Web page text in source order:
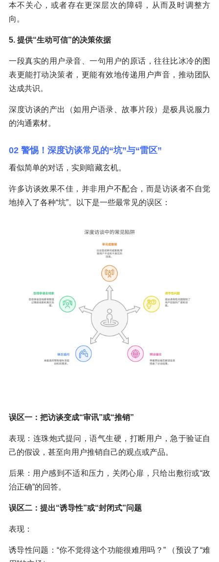
本不关心，或者存在更深层次的障碍，从而及时调整方
向。
5. 提供“生动可信”的决策依据
一段真实的用户录音、一句用户的原话，往往比冰冷的图
表更能打动决策者，更能有效地传递用户声音，推动团队
达成共识。
深度访谈的产出（如用户语录、故事片段）是极具说服力
的沟通素材。
02 警惕！深度访谈常见的“坑”与“雷区”
看似简单的对话，实则暗藏玄机。
许多访谈效果不佳，并非用户不配合，而是访谈者不自觉
地掉入了各种“坑”。以下是一些最常见的误区：
误区一：把访谈变成“审讯”或“推销”
表现：连珠炮式提问，语气生硬，打断用户，急于验证自
己的假设，甚至向用户推销自己的观点或产品。
后果：用户感到不适和压力，关闭心扉，只给出敷衍或“政
治正确”的回答。
误区二：提出“诱导性”或“封闭式”问题
表现：
诱导性问题：“你不觉得这个功能很难用吗？” （预设了“难